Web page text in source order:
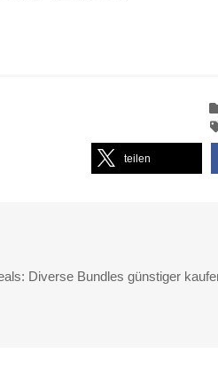
teilen
Diverse Bundles günstiger